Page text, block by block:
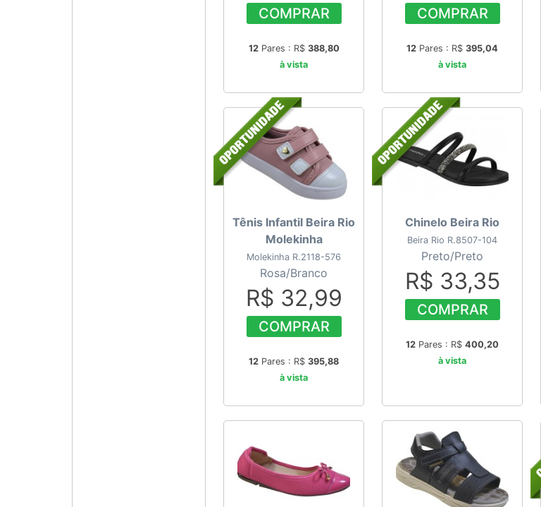
COMPRAR
12Pares : R$ 388,80
à vista
COMPRAR
12 Pares : R$ 395,04
à vista
Tênis Infantil Beira Rio
Molekinha
Molekinha R.2118-576
Rosa/Branco
R$ 32,99
COMPRAR
12 Pares : R$ 395,88
à vista
Chinelo Beira Rio
Beira Rio R.8507-104
Preto/Preto
R$ 33,35
COMPRAR
12 Pares : R$ 400,20
à vista